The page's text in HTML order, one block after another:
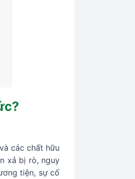
các chất hữu
xả bị rò, nguy
tiện, sự cố